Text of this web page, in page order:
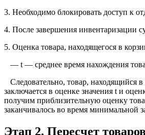
3. Необходимо блокировать доступ к
4. После завершения инвентаризации
5. Оценка товара, находящегося в
— t — среднее время нахождения
Следовательно, товар, находящийся
заключается в оценке значения t и
получим приблизительную оценку
заканчивалось во время минимальной
Этап 2. Пересчет